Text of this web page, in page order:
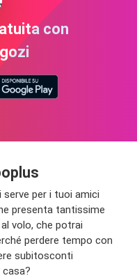
con
per i tuoi amici
presenta tantissime
volo, che potrai
perdere tempo con
subitosconti